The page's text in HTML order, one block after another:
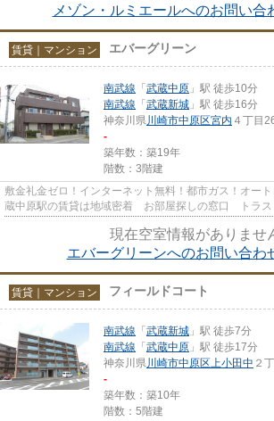
メゾン・ルミエールへのお問い合
賃貸｜マンション エバーグリーン
南武線 「武蔵中原 」駅 徒歩10分
南武線 「武蔵新城 」駅 徒歩16分
神奈川県川崎市中原区宮内 ４丁目
-
築年数：築19年
階数：3階建
敷金礼金ゼロ！インターネット無料！都市ガス！オー
蔵中原駅の賃貸は地域密着 お部屋探しの窓口 トラス
ポートを致します。
現在空室情報がありませ
エバーグリーンへのお問い合わ
賃貸｜マンション フィールドコート
南武線 「武蔵新城 」駅 徒歩7分
南武線 「武蔵中原 」駅 徒歩17分
神奈川県川崎市中原区上小田中 ２
-
築年数：築10年
階数：5階建